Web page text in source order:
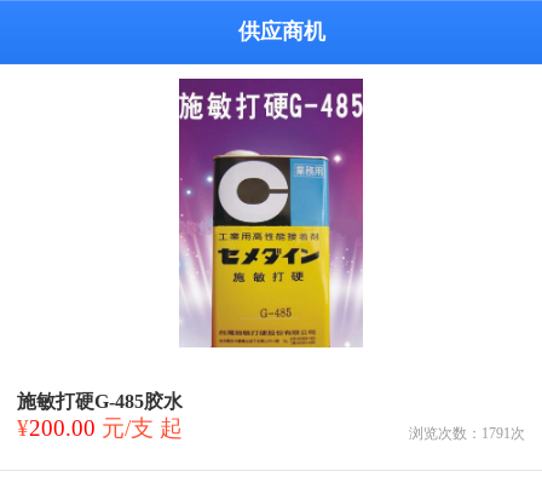
供应商机
施敏打硬G-485胶水
¥200.00 元/支 起 浏览次数： 1791 次